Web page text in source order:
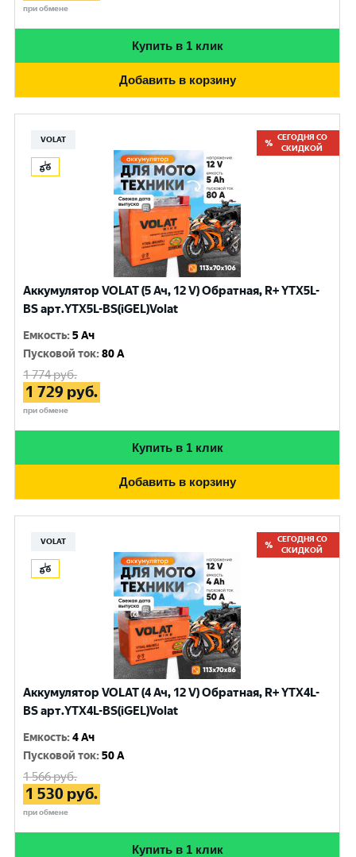
при обмене
Купить в 1 клик
Добавить в корзину
VOLAT
СЕГОДНЯ СО
СКИДКОЙ
Аккумулятор VOLAT (5 Ач, 12 V) Обратная, R+ YTX5L-
BS арт.YTX5L-BS(iGEL)Volat
Емкость:5 Ач
Пусковой ток:80 A
1 774руб.
1 729 руб.
при обмене
Купить в 1 клик
Добавить в корзину
VOLAT
СЕГОДНЯ СО
СКИДКОЙ
Аккумулятор VOLAT (4 Ач, 12 V) Обратная, R+ YTX4L-
BS арт.YTX4L-BS(iGEL)Volat
Емкость:4 Ач
Пусковой ток:50 A
1 566руб.
1 530 руб.
при обмене
Купить в 1 клик